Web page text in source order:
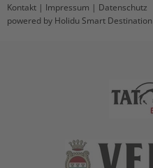
Kontakt | Impressum | Datenschutz
powered by Holidu Smart Destination